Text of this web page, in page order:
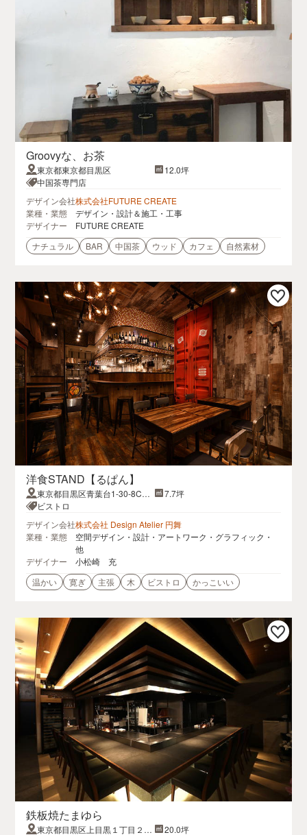
Groovyな、お茶
東京都東京都目黒区
12.0坪
中国茶専門店
デザイン会社株式会社FUTURE CREATE
業種・業態
デザイン・設計＆施工・工事
デザイナー
FUTURE CREATE
ナチュラル
BAR 中国茶 ウッド カフェ 自然素材
洋食STAND【るぱん】
東京都目黒区青葉台1-30-8CAS
A青葉台101
7.7坪
ビストロ
デザイン会社株式会社 Design Atelier 円舞
業種・業態
空間デザイン・設計・アートワーク・グラフィック・
他
デザイナー
小松崎 充
温かい
寛ぎ 主張 木 ビストロ かっこいい
鉄板焼たまゆら
東京都目黒区上目黒１丁目２６ 20.0坪